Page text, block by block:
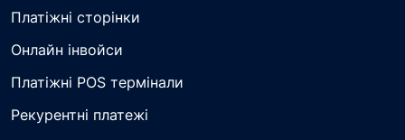
Платіжні сторінки
Онлайн інвойси
Платіжні POS термінали
Рекурентні платежі